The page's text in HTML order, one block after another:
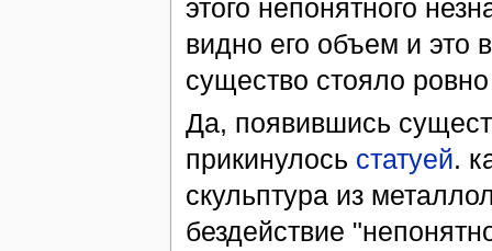
этого непонятного
видно его объем и это
существо стояло ровно
Да, появившись
прикинулось статуей.
скульптура из
бездействие